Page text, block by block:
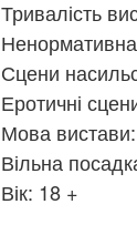
Тривалість
Сцени
Еротичні
Мова вистави:
Вільна
Вік: 18 +